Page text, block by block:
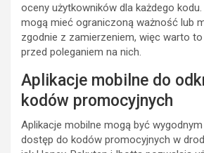
oceny użytkowników dla każdego
mogą mieć ograniczoną ważność lub
zgodnie z zamierzeniem, więc warto
przed poleganiem na nich.
Aplikacje mobilne do
kodów promocyjnych
Aplikacje mobilne mogą być
dostęp do kodów promocyjnych w